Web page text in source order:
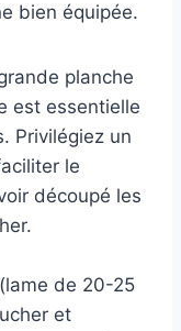
bien équipée.
planche
est essentielle
Privilégiez un
le
découpé les
de 20-25
et